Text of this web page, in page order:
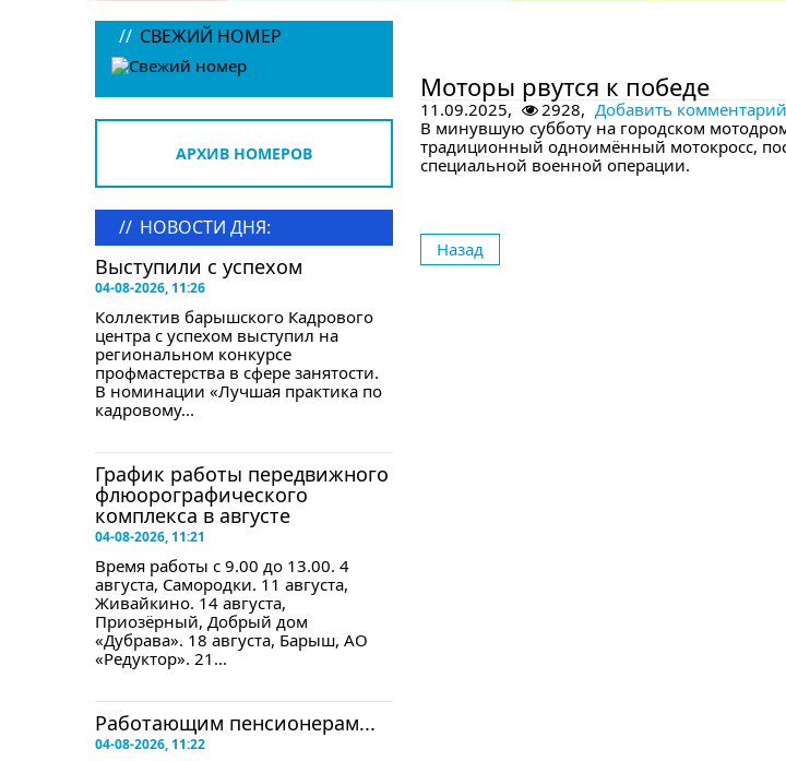
// СВЕЖИЙ НОМЕР
АРХИВ НОМЕРОВ
// НОВОСТИ ДНЯ:
Выступили с успехом
04-08-2026, 11:26
Коллектив барышского Кадрового
центра с успехом выступил на
региональном конкурсе
профмастерства в сфере занятости.
В номинации «Лучшая практика по
кадровому...
График работы передвижного
флюорографического
комплекса в августе
04-08-2026, 11:21
Время работы с 9.00 до 13.00. 4
августа, Самородки. 11 августа,
Живайкино. 14 августа,
Приозёрный, Добрый дом
«Дубрава». 18 августа, Барыш, АО
«Редуктор». 21...
Работающим пенсионерам...
04-08-2026, 11:22
Моторы рвутся к победе
11.09.2025, 2928, Добавить комментарий
В минувшую субботу на городском
традиционный одноимённый мотокросс,
специальной военной операции.
Назад